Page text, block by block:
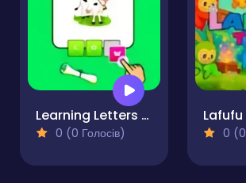
Learning Letters and Words
0 (0 Голосів) 0 (0